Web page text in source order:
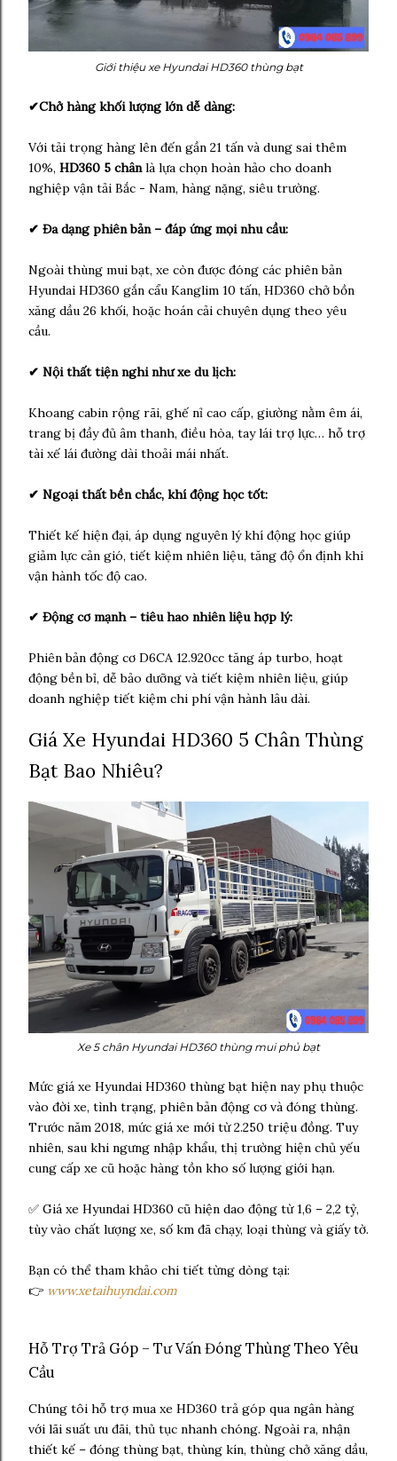
Giới thiệu xe Hyundai HD360 thùng bạt
✔Chở hàng khối lượng lớn dễ dàng:
Với tải trọng hàng lên đến gần 21 tấn và dung sai thêm
10%, HD360 5 chân là lựa chọn hoàn hảo cho doanh
nghiệp vận tải Bắc - Nam, hàng nặng, siêu trường.
✔ Đa dạng phiên bản – đáp ứng mọi nhu cầu:
Ngoài thùng mui bạt, xe còn được đóng các phiên bản
Hyundai HD360 gắn cẩu Kanglim 10 tấn, HD360 chở bồn
xăng dầu 26 khối, hoặc hoán cải chuyên dụng theo yêu
cầu.
✔ Nội thất tiện nghi như xe du lịch:
Khoang cabin rộng rãi, ghế nỉ cao cấp, giường nằm êm ái,
trang bị đầy đủ âm thanh, điều hòa, tay lái trợ lực… hỗ trợ
tài xế lái đường dài thoải mái nhất.
✔ Ngoại thất bền chắc, khí động học tốt:
Thiết kế hiện đại, áp dụng nguyên lý khí động học giúp
giảm lực cản gió, tiết kiệm nhiên liệu, tăng độ ổn định khi
vận hành tốc độ cao.
✔ Động cơ mạnh – tiêu hao nhiên liệu hợp lý:
Phiên bản động cơ D6CA 12.920cc tăng áp turbo, hoạt
động bền bỉ, dễ bảo dưỡng và tiết kiệm nhiên liệu, giúp
doanh nghiệp tiết kiệm chi phí vận hành lâu dài.
Giá Xe Hyundai HD360 5 Chân Thùng
Bạt Bao Nhiêu?
Xe 5 chân Hyundai HD360 thùng mui phủ bạt
Mức giá xe Hyundai HD360 thùng bạt hiện nay phụ thuộc
vào đời xe, tình trạng, phiên bản động cơ và đóng thùng.
Trước năm 2018, mức giá xe mới từ 2.250 triệu đồng. Tuy
nhiên, sau khi ngưng nhập khẩu, thị trường hiện chủ yếu
cung cấp xe cũ hoặc hàng tồn kho số lượng giới hạn.
✅ Giá xe Hyundai HD360 cũ hiện dao động từ 1,6 – 2,2 tỷ,
tùy vào chất lượng xe, số km đã chạy, loại thùng và giấy tờ.
Bạn có thể tham khảo chi tiết từng dòng tại:
👉 www.xetaihuyndai.com
Hỗ Trợ Trả Góp – Tư Vấn Đóng Thùng Theo Yêu
Cầu
Chúng tôi hỗ trợ mua xe HD360 trả góp qua ngân hàng
với lãi suất ưu đãi, thủ tục nhanh chóng. Ngoài ra, nhận
thiết kế – đóng thùng bạt, thùng kín, thùng chở xăng dầu,